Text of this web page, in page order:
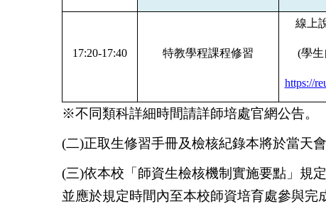
17:20-17:40 特教學程課程修習
線上
(學生
https://
※不同類科詳細時間請詳師培處官網公告。
(二)正取生修習手冊及檢核紀錄本將於當天會
(三)依本校「師資生檢核機制實施要點」規
並應於規定時間內至本校師資培育處參與完